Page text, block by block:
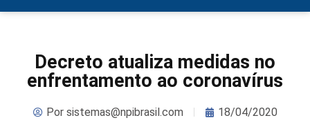
Decreto atualiza medidas no
enfrentamento ao coronavírus
Porsistemas@npibrasil.com 18/04/2020